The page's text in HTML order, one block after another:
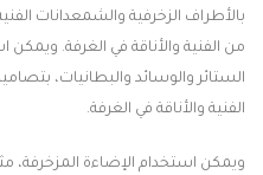
بالأطراف الزخرفية والشمعدانات
من الفنية والأناقة في الغرفة.
الستائر والوسائد والبطانيات،
الفنية والأناقة في الغرفة.
ويمكن استخدام الإضاءة المزخرفة،